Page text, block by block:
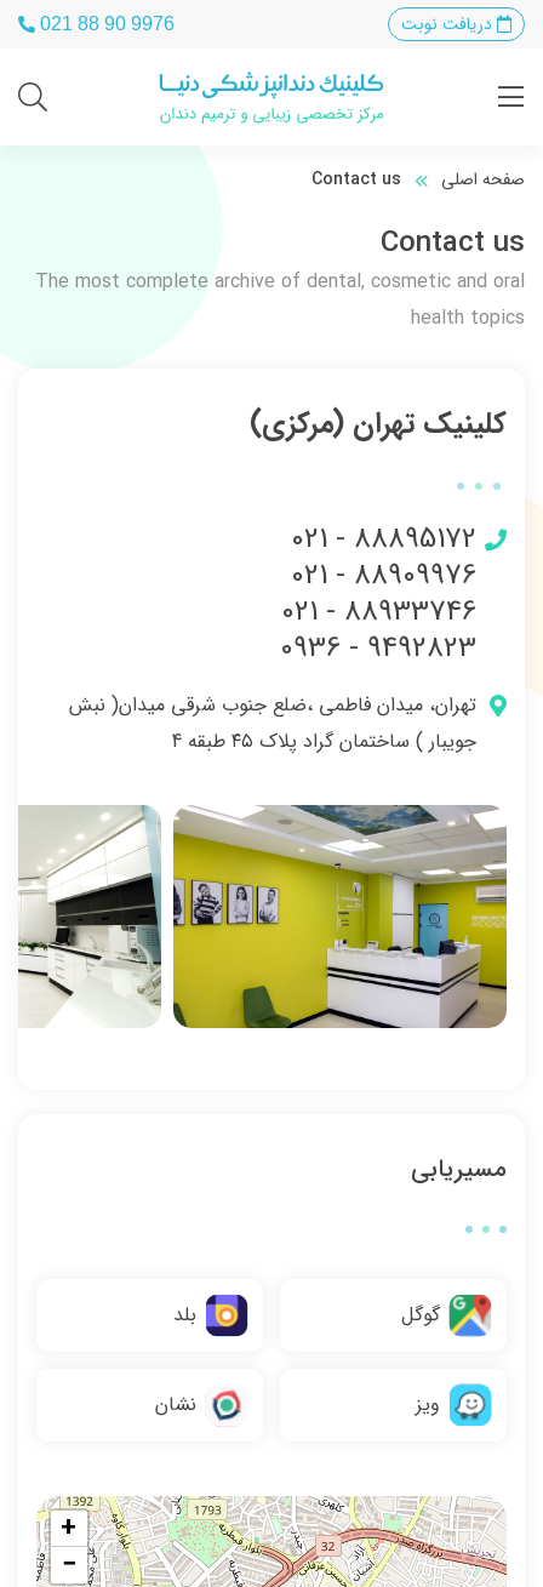
دریافت نوبت 021 88 90 9976
صفحه اصلی Contact us
Contact us
The most complete archive of dental, cosmetic and oral
health topics
کلینیک تهران (مرکزی)
021 - 88895172
021 - 88909976
021 - 88933746
0936 - 9492823
تهران، میدان فاطمی ،ضلع جنوب شرقی میدان( نبش
جویبار ) ساختمان گراد پلاک ۴۵ طبقه 4
مسیریابی
گوگل بلد
ویز نشان
+
−